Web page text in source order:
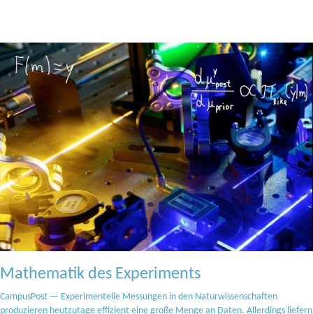
Mathematik des Experiments
CampusPost — Experimentelle Messungen in den Naturwissenschaften
produzieren heutzutage effizient eine große Menge an Daten. Allerdings liefern